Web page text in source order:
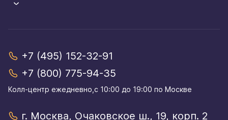
+7 (495) 152-32-91
+7 (800) 775-94-35
Колл-центр eжедневно,с 10:00 до 19:00 по Москве
г. Москва, Очаковское ш., 19, корп. 2